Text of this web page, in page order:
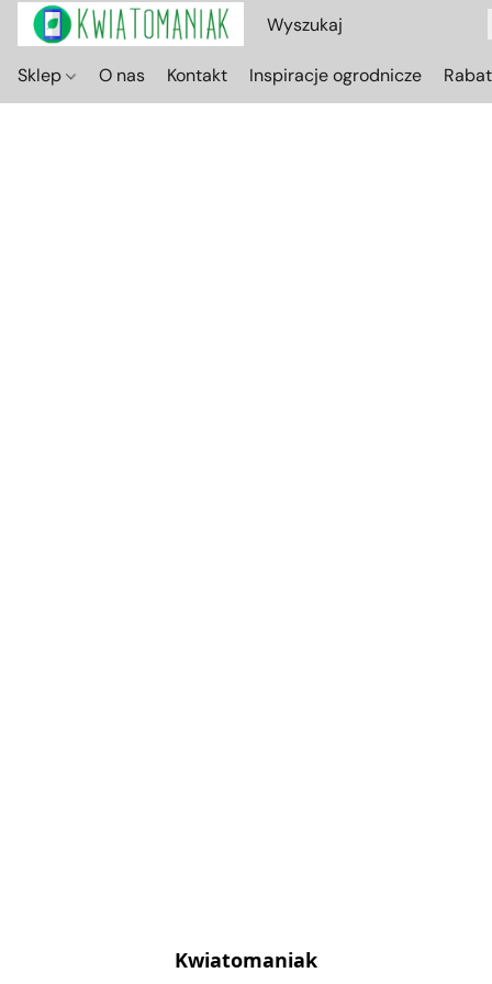
Sklep O nas Kontakt Inspiracje ogrodnicze
Kwiatomaniak